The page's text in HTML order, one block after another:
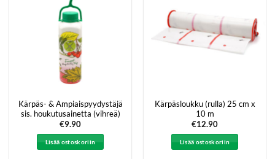
Kärpäs- & Ampiaispyydystäjä
sis. houkutusainetta (vihreä)
€9.90
Lisää ostoskoriin
Kärpäsloukku (rulla) 25 cm x
10 m
€12.90
Lisää ostoskoriin